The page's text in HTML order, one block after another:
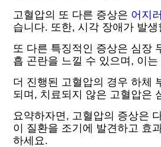
고혈압의 또 다른 증상은 어지
습니다. 또한, 시각 장애가 발
또 다른 특징적인 증상은 심장
흡 곤란을 느낄 수 있으며, 이
더 진행된 고혈압의 경우 하체
되며, 치료되지 않은 고혈압은
요약하자면, 고혈압의 증상은
이 질환을 조기에 발견하고 효
하세요.